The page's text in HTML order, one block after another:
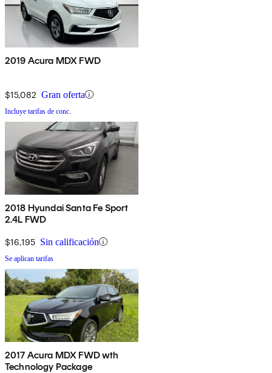
2019 Acura MDX FWD
$15,082 Gran oferta
Incluye tarifas de conc.
2018 Hyundai Santa Fe Sport
2.4L FWD
$16,195 Sin calificación
Se aplican tarifas
2017 Acura MDX FWD wth
Technology Package